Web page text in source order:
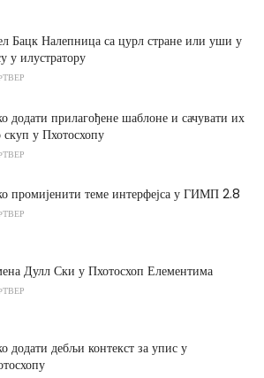
Бацк Налепница са цурл стране или уши у
у илустратору
додати прилагођене шаблоне и сачувати их
скуп у Пхотосхопу
промијенити теме интерфејса у ГИМП 2.8
Дулл Ски у Пхотосхоп Елементима
додати дебљи контекст за упис у